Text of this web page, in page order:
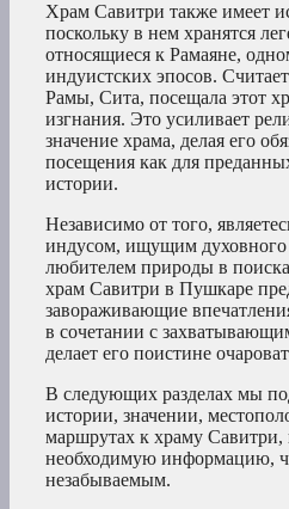
Храм Савитри также имеет
поскольку в нем хранятся
относящиеся к Рамаяне,
индуистских эпосов.
Рамы, Сита, посещала этот
изгнания. Это усиливает
значение храма, делая его
посещения как для
истории.
Независимо от того,
индусом, ищущим
любителем природы в
храм Савитри в Пушкаре
завораживающие
в сочетании с
делает его поистине
В следующих разделах мы
истории, значении,
маршрутах к храму Савитри,
необходимую информацию,
незабываемым.